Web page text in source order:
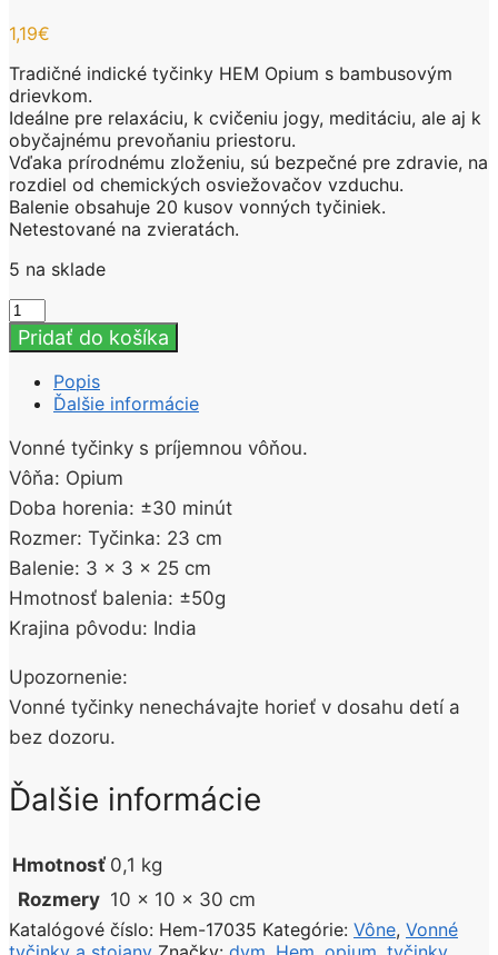
1,19€
Tradičné indické tyčinky HEM Opium s bambusovým
drievkom.
Ideálne pre relaxáciu, k cvičeniu jogy, meditáciu, ale aj k
obyčajnému prevoňaniu priestoru.
Vďaka prírodnému zloženiu, sú bezpečné pre zdravie, na
rozdiel od chemických osviežovačov vzduchu.
Balenie obsahuje 20 kusov vonných tyčiniek.
Netestované na zvieratách.
5 na sklade
množstvo
HEM
Vonné
tyčinky
Opium
Pridať do košíka
Popis
Ďalšie informácie
Vonné tyčinky s príjemnou vôňou.
Vôňa: Opium
Doba horenia: ±30 minút
Rozmer: Tyčinka: 23 cm
Balenie: 3 x 3 x 25 cm
Hmotnosť balenia: ±50g
Krajina pôvodu: India
Upozornenie:
Vonné tyčinky nenechávajte horieť v dosahu detí a
bez dozoru.
Ďalšie informácie
Hmotnosť 0,1 kg
Rozmery 10 × 10 × 30 cm
Katalógové číslo: Hem-17035 Kategórie: Vône, Vonné